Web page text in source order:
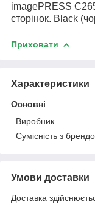
imagePRESS
сторінок. Black
Приховати
Характеристики
Основні
Виробник
Сумісність з
Умови доставки
Доставка